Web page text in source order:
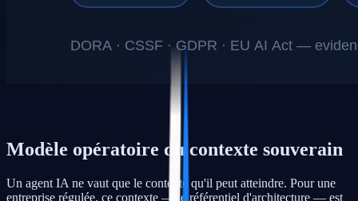
Modèle opératoire du contexte souverain
Un agent IA ne vaut que le contexte qu'il peut atteindre. Pour une
entreprise régulée, ce contexte — le référentiel d'architecture — est